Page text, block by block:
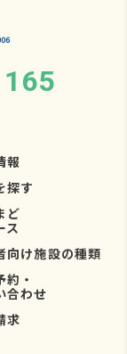
報
探す
ど
ス
向け施設の種類
約・
合わせ
求